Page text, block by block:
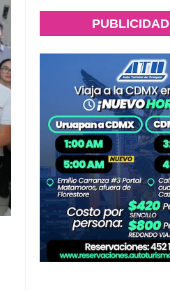
PUBLICIDAD